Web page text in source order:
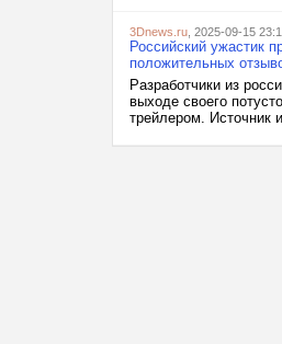
3Dnews.ru , 2025-09-15
Российский ужастик
положительных
Разработчики из
выходе своего
трейлером. Источник